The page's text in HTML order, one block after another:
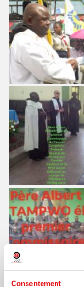
Consentement